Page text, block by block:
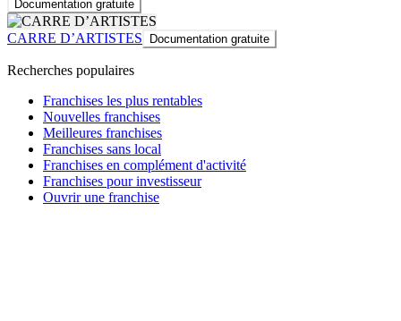
Documentation gratuite
CARRE D’ARTISTES Documentation gratuite
Recherches populaires
Franchises les plus rentables
Nouvelles franchises
Meilleures franchises
Franchises sans local
Franchises en complément d'activité
Franchises pour investisseur
Ouvrir une franchise